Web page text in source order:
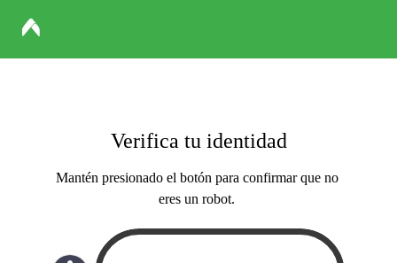
Verifica tu identidad
Mantén presionado el botón para confirmar que no
eres un robot.